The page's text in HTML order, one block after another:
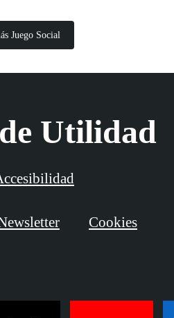
Juego Social
Utilidad
Cookies